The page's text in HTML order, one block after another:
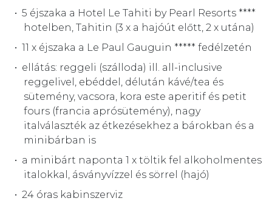
5 éjszaka a Hotel Le Tahiti by Pearl Resorts ****
hotelben, Tahitin (3 x a hajóút előtt, 2 x utána)
11 x éjszaka a Le Paul Gauguin ***** fedélzetén
ellátás: reggeli (szálloda) ill. all-inclusive
reggelivel, ebéddel, délután kávé/tea és
sütemény, vacsora, kora este aperitif és petit
fours (francia aprósütemény), nagy
italválaszték az étkezésekhez a bárokban és a
minibárban is
a minibárt naponta 1 x töltik fel alkoholmentes
italokkal, ásványvízzel és sörrel (hajó)
24 óras kabinszerviz